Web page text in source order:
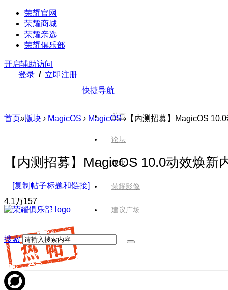
荣耀官网
荣耀商城
荣耀亲选
荣耀俱乐部
开启辅助访问
登录 / 立即注册
快捷导航
首页
论坛
版块
荣耀影像
建议广场
搜索
首页»版块 › MagicOS › MagicOS › 【内测招募】MagicOS
【内测招募】MagicOS 10.0动效焕新
[复制帖子标题和链接]
4.1万157